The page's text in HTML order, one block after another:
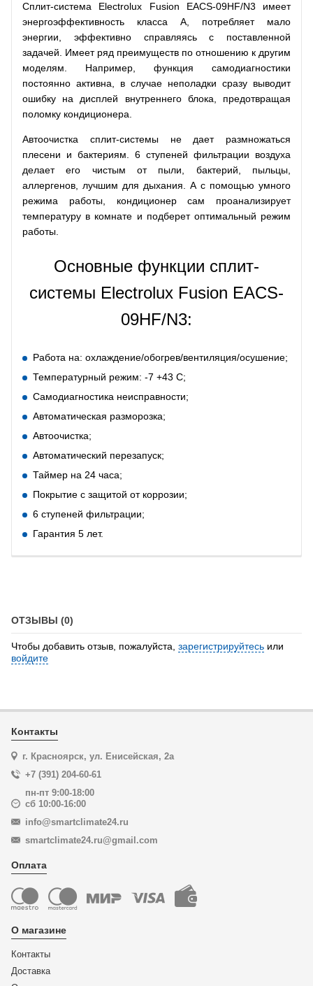
Сплит-система Electrolux Fusion EACS-09HF/N3 имеет
энергоэффективность класса А, потребляет мало
энергии, эффективно справляясь с поставленной
задачей. Имеет ряд преимуществ по отношению к другим
моделям. Например, функция самодиагностики
постоянно активна, в случае неполадки сразу выводит
ошибку на дисплей внутреннего блока, предотвращая
поломку кондиционера.
Автоочистка сплит-системы не дает размножаться
плесени и бактериям. 6 ступеней фильтрации воздуха
делает его чистым от пыли, бактерий, пыльцы,
аллергенов, лучшим для дыхания. А с помощью умного
режима работы, кондиционер сам проанализирует
температуру в комнате и подберет оптимальный режим
работы.
Основные функции сплит-
системы Electrolux Fusion EACS-
09HF/N3:
Работа на: охлаждение/обогрев/вентиляция/осушение;
Температурный режим: -7 +43 С;
Самодиагностика неисправности;
Автоматическая разморозка;
Автоочистка;
Автоматический перезапуск;
Таймер на 24 часа;
Покрытие с защитой от коррозии;
6 ступеней фильтрации;
Гарантия 5 лет.
ОТЗЫВЫ (0)
Чтобы добавить отзыв, пожалуйста, зарегистрируйтесь или
войдите
Контакты
г. Красноярск, ул. Енисейская, 2а
+7 (391) 204-60-61
пн-пт 9:00-18:00
сб 10:00-16:00
info@smartclimate24.ru
smartclimate24.ru@gmail.com
Оплата
О магазине
Контакты
Доставка